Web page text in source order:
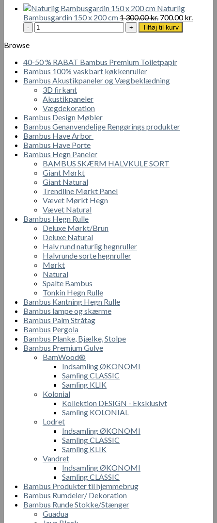
kan
vælges
varesiden
Naturlig
Bambusgardin 150 x 200 cm1 300.00kr. Den
oprindelige
pris
300.00 kr..
700.00kr.
Naturlig
Bambusgardin
200
cm
antal
Tilføj til kurv
Browse
40-50 % RABAT Bambus Premium Toiletpapir
Bambus 100% vaskbart køkkenruller
Bambus Akustikpaneler og Vægbeklædning
3D firkant
Akustikpaneler
Vægdekoration
Bambus Design Møbler
Bambus Genanvendelige Rengørings produkter
Bambus Have Arbor
Bambus Have Porte
Bambus Hegn Paneler
BAMBUS SKÆRM HALVKULE SORT
Giant Mørkt
Giant Natural
Trendline Mørkt Panel
Vævet Mørkt Hegn
Vævet Natural
Bambus Hegn Rulle
Deluxe Mørkt/Brun
Deluxe Natural
Halv rund naturlig hegnruller
Halvrunde sorte hegnruller
Mørkt
Natural
Spalte Bambus
Tonkin Hegn Rulle
Bambus Kantning Hegn Rulle
Bambus lampe og skærme
Bambus Palm Stråtag
Bambus Pergola
Bambus Planke, Bjælke, Stolpe
Bambus Premium Gulve
BamWood®
Indsamling ØKONOMI
Samling CLASSIC
Samling KLIK
Kolonial
Kollektion DESIGN - Eksklusivt
Samling KOLONIAL
Lodret
Indsamling ØKONOMI
Samling CLASSIC
Samling KLIK
Vandret
Indsamling ØKONOMI
Samling CLASSIC
Bambus Produkter til hjemmebrug
Bambus Rumdeler/ Dekoration
Bambus Runde Stokke/Stænger
Guadua